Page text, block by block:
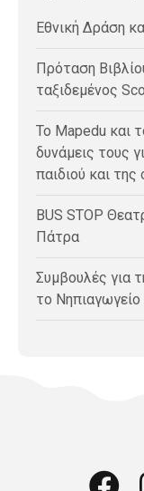
Εθνική Δράση
Πρόταση
ταξιδεμένος
Το Mapedu και
δυνάμεις τους
παιδιού και της
BUS STOP
Πάτρα
Συμβουλές για
το